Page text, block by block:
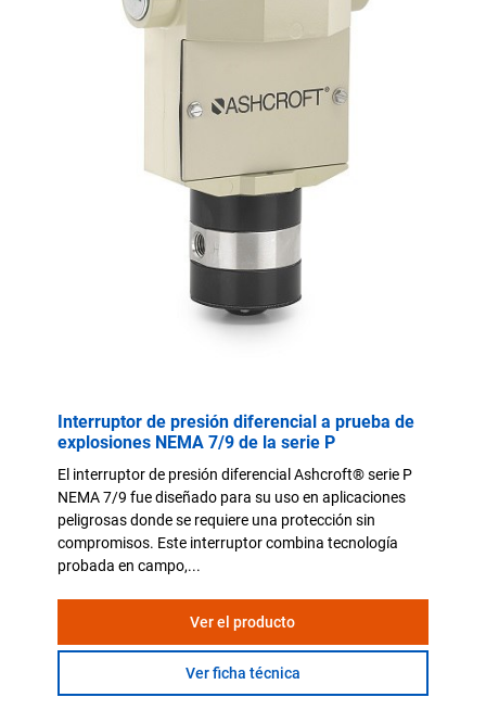
Interruptor de presión diferencial a prueba de
explosiones NEMA 7/9 de la serie P
El interruptor de presión diferencial Ashcroft® serie P
NEMA 7/9 fue diseñado para su uso en aplicaciones
peligrosas donde se requiere una protección sin
compromisos. Este interruptor combina tecnología
probada en campo,...
Ver el producto
Ver ficha técnica